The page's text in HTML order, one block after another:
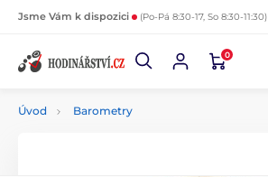
Jsme Vám k dispozici (Po-Pá 8:30-17, So 8:30-11:30)
0
Úvod Barometry